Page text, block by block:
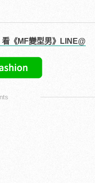
《MF變型男》LINE@